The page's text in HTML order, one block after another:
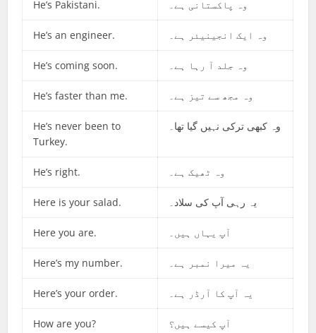
He’s Pakistani. وہ پاکستانی ہے۔
He’s an engineer. وہ ایک انجینیئر ہے۔
He’s coming soon. وہ جلد آ رہا ہے۔
He’s faster than me. وہ مجھ سے تیز ہے۔
He’s never been to
Turkey.
وہ کبھی ترکی نہیں گیا تھا۔
He’s right. وہ ٹھیک ہے۔
Here is your salad. یہ رہی آپ کی سلاد۔
Here you are. آپ یہاں ہیں۔
Here’s my number. یہ میرا نمبر ہے۔
Here’s your order. یہ آپ کا آرڈر ہے۔
How are you? آپ کیسے ہیں؟